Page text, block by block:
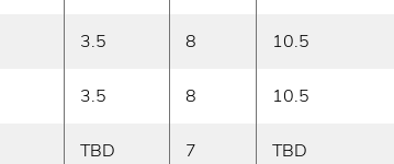
3.5 8 10.5
3.5 8 10.5
TBD 7 TBD